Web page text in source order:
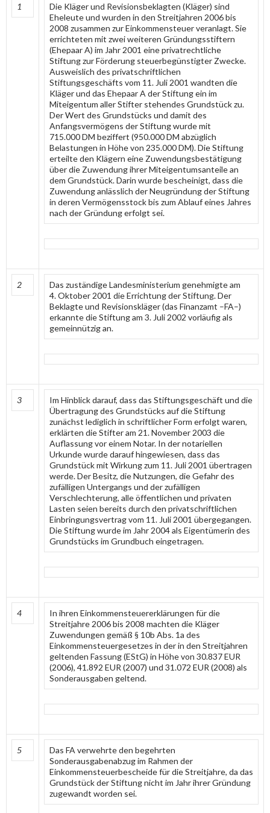
1
Die Kläger und Revisionsbeklagten (Kläger) sind
Eheleute und wurden in den Streitjahren 2006 bis
2008 zusammen zur Einkommensteuer veranlagt. Sie
errichteten mit zwei weiteren Gründungsstiftern
(Ehepaar A) im Jahr 2001 eine privatrechtliche
Stiftung zur Förderung steuerbegünstigter Zwecke.
Ausweislich des privatschriftlichen
Stiftungsgeschäfts vom 11. Juli 2001 wandten die
Kläger und das Ehepaar A der Stiftung ein im
Miteigentum aller Stifter stehendes Grundstück zu.
Der Wert des Grundstücks und damit des
Anfangsvermögens der Stiftung wurde mit
715.000 DM beziffert (950.000 DM abzüglich
Belastungen in Höhe von 235.000 DM). Die Stiftung
erteilte den Klägern eine Zuwendungsbestätigung
über die Zuwendung ihrer Miteigentumsanteile an
dem Grundstück. Darin wurde bescheinigt, dass die
Zuwendung anlässlich der Neugründung der Stiftung
in deren Vermögensstock bis zum Ablauf eines Jahres
nach der Gründung erfolgt sei.
2
Das zuständige Landesministerium genehmigte am
4. Oktober 2001 die Errichtung der Stiftung. Der
Beklagte und Revisionskläger (das Finanzamt –FA–)
erkannte die Stiftung am 3. Juli 2002 vorläufig als
gemeinnützig an.
3
Im Hinblick darauf, dass das Stiftungsgeschäft und die
Übertragung des Grundstücks auf die Stiftung
zunächst lediglich in schriftlicher Form erfolgt waren,
erklärten die Stifter am 21. November 2003 die
Auflassung vor einem Notar. In der notariellen
Urkunde wurde darauf hingewiesen, dass das
Grundstück mit Wirkung zum 11. Juli 2001 übertragen
werde. Der Besitz, die Nutzungen, die Gefahr des
zufälligen Untergangs und der zufälligen
Verschlechterung, alle öffentlichen und privaten
Lasten seien bereits durch den privatschriftlichen
Einbringungsvertrag vom 11. Juli 2001 übergegangen.
Die Stiftung wurde im Jahr 2004 als Eigentümerin des
Grundstücks im Grundbuch eingetragen.
4
In ihren Einkommensteuererklärungen für die
Streitjahre 2006 bis 2008 machten die Kläger
Zuwendungen gemäß § 10b Abs. 1a des
Einkommensteuergesetzes in der in den Streitjahren
geltenden Fassung (EStG) in Höhe von 30.837 EUR
(2006), 41.892 EUR (2007) und 31.072 EUR (2008) als
Sonderausgaben geltend.
5
Das FA verwehrte den begehrten
Sonderausgabenabzug im Rahmen der
Einkommensteuerbescheide für die Streitjahre, da das
Grundstück der Stiftung nicht im Jahr ihrer Gründung
zugewandt worden sei.